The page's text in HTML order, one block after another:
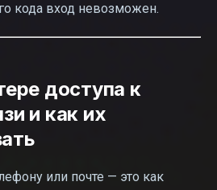
кода вход невозможен.
доступа к
и как их
или почте — это как